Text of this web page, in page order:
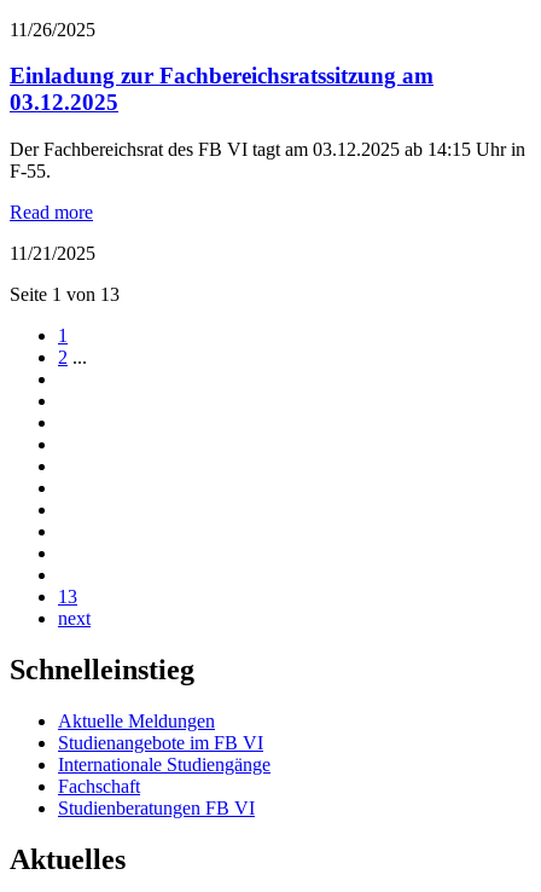
11/26/2025
Einladung zur Fachbereichsratssitzung am
03.12.2025
Der Fachbereichsrat des FB VI tagt am 03.12.2025 ab 14:15 Uhr in
F-55.
Read more
11/21/2025
Seite 1 von 13
1
2 ...
13
next
Schnelleinstieg
Aktuelle Meldungen
Studienangebote im FB VI
Internationale Studiengänge
Fachschaft
Studienberatungen FB VI
Aktuelles